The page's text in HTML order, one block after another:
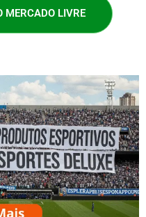
MERCADO LIVRE